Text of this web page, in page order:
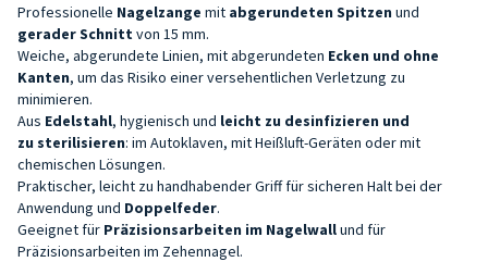
Professionelle Nagelzange mit abgerundeten Spitzen und
gerader Schnitt von 15 mm.
Weiche, abgerundete Linien, mit abgerundeten Ecken und ohne
Kanten, um das Risiko einer versehentlichen Verletzung zu
minimieren.
Aus Edelstahl, hygienisch und leicht zu desinfizieren und
zu sterilisieren: im Autoklaven, mit Heißluft-Geräten oder mit
chemischen Lösungen.
Praktischer, leicht zu handhabender Griff für sicheren Halt bei der
Anwendung und Doppelfeder.
Geeignet für Präzisionsarbeiten im Nagelwallund für
Präzisionsarbeiten im Zehennagel.